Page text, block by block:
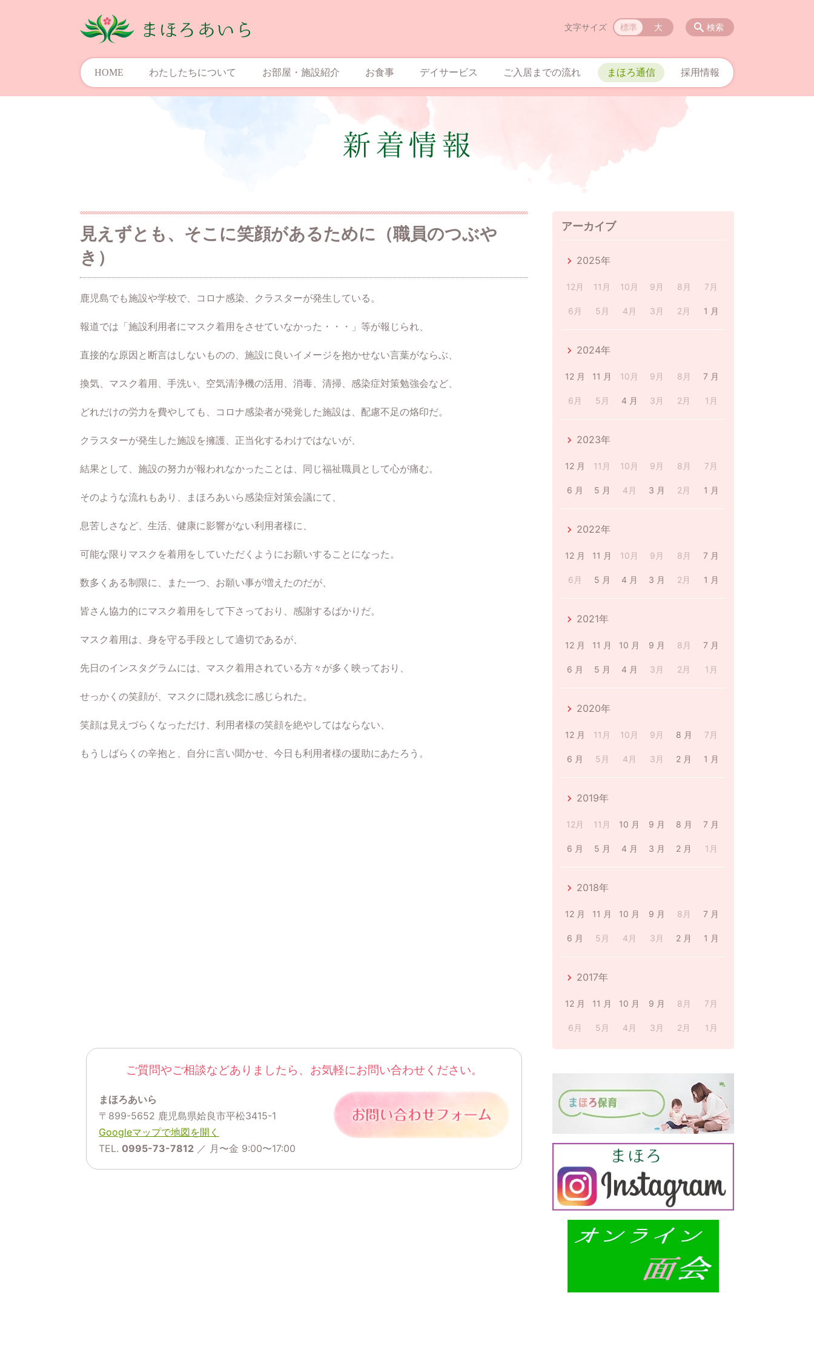
HOME わたしたちについて お部屋・施設紹介 お食事 デイサービス ご入居までの流れ まほろ通信 採用情報
検索
文字サイズ 標準 大
見えずとも、そこに笑顔があるために（職員のつぶや
き）
鹿児島でも施設や学校で、コロナ感染、クラスターが発生している。
報道では「施設利用者にマスク着用をさせていなかった・・・」等が報じられ、
直接的な原因と断言はしないものの、施設に良いイメージを抱かせない言葉がならぶ、
換気、マスク着用、手洗い、空気清浄機の活用、消毒、清掃、感染症対策勉強会など、
どれだけの労力を費やしても、コロナ感染者が発覚した施設は、配慮不足の烙印だ。
クラスターが発生した施設を擁護、正当化するわけではないが、
結果として、施設の努力が報われなかったことは、同じ福祉職員として心が痛む。
そのような流れもあり、まほろあいら感染症対策会議にて、
息苦しさなど、生活、健康に影響がない利用者様に、
可能な限りマスクを着用をしていただくようにお願いすることになった。
数多くある制限に、また一つ、お願い事が増えたのだが、
皆さん協力的にマスク着用をして下さっており、感謝するばかりだ。
マスク着用は、身を守る手段として適切であるが、
先日のインスタグラムには、マスク着用されている方々が多く映っており、
せっかくの笑顔が、マスクに隠れ残念に感じられた。
笑顔は見えづらくなっただけ、利用者様の笑顔を絶やしてはならない、
もうしばらくの辛抱と、自分に言い聞かせ、今日も利用者様の援助にあたろう。
ご質問やご相談などありましたら、お気軽にお問い合わせください。
まほろあいら
〒899-5652 鹿児島県姶良市平松3415-1
Googleマップで地図を開く
TEL. 0995-73-7812 ／ 月〜金 9:00〜17:00
アーカイブ
2025年
12月 11月 10月 9月 8月 7月
6月 5月 4月 3月 2月 1 月
2024年
12 月 11 月 10月 9月 8月 7 月
6月 5月 4 月 3月 2月 1月
2023年
12 月 11月 10月 9月 8月 7月
6 月 5 月 4月 3 月 2月 1 月
2022年
12 月 11 月 10月 9月 8月 7 月
6月 5 月 4 月 3 月 2月 1 月
2021年
12 月 11 月 10 月 9 月 8月 7 月
6 月 5 月 4 月 3月 2月 1月
2020年
12 月 11月 10月 9月 8 月 7月
6 月 5月 4月 3月 2 月 1 月
2019年
12月 11月 10 月 9 月 8 月 7 月
6 月 5 月 4 月 3 月 2 月 1月
2018年
12 月 11 月 10 月 9 月 8月 7 月
6 月 5月 4月 3月 2 月 1 月
2017年
12 月 11 月 10 月 9 月 8月 7月
6月 5月 4月 3月 2月 1月